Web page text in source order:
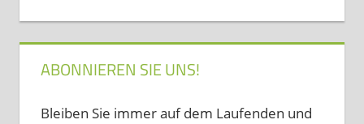
ABONNIEREN SIE UNS!
Bleiben Sie immer auf dem Laufenden und